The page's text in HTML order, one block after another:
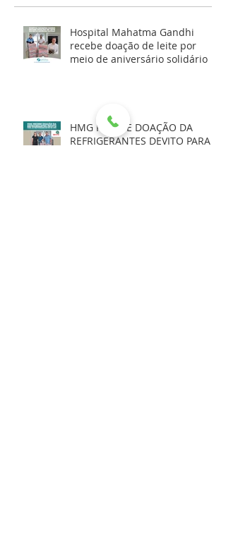
Hospital Mahatma Gandhi
recebe doação de leite por
meio de aniversário solidário
HMG RECEBE DOAÇÃO DA
REFRIGERANTES DEVITO PARA